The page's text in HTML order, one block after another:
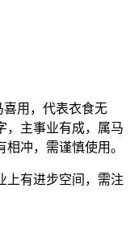
喜用，代表衣食无
，主事业有成，属马
冲，需谨慎使用。
上有进步空间，需注